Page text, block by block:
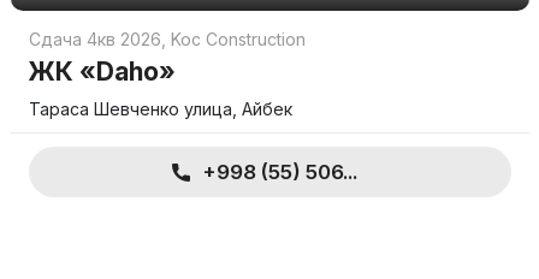
Сдача 4кв 2026 Koc Construction
ЖК «Daho»
Тараса Шевченко улица, Айбек
+998 (55) 506...